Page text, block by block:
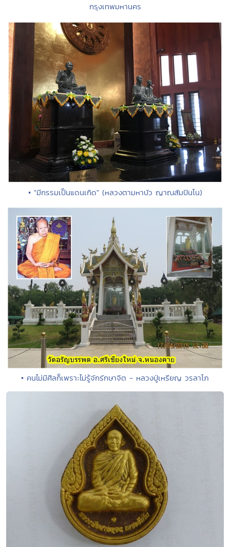
กรุงเทพมหานคร
• "มีกรรมเป็นแดนเกิด" (หลวงตามหาบัว ญาณสัมปันโน)
• คนไม่มีศีลก็เพราะไม่รู้จักรักษาจิต - หลวงปู่เหรียญ วรลาโภ